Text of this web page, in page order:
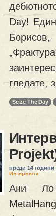
Day!
гледате,
Seize The Day
преди 14 години
Интервюта
Ани Ло